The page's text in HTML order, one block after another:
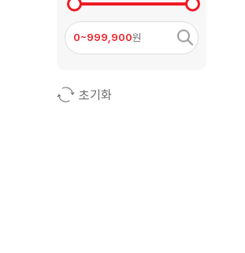
0~999,900원
초기화